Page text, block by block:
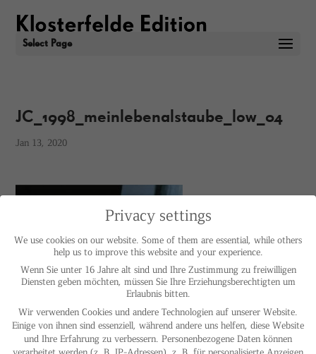
Select Page
JC_1998_meinlebenalstaube_low_04
Jan 13, 2020
Privacy settings
We use cookies on our website. Some of them are essential, while others
help us to improve this website and your experience.
Wenn Sie unter 16 Jahre alt sind und Ihre Zustimmung zu freiwilligen
Diensten geben möchten, müssen Sie Ihre Erziehungsberechtigten um
Erlaubnis bitten.
Wir verwenden Cookies und andere Technologien auf unserer Website.
Einige von ihnen sind essenziell, während andere uns helfen, diese Website
und Ihre Erfahrung zu verbessern. Personenbezogene Daten können